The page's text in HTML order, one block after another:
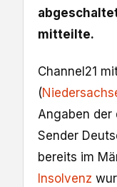
mitteilte.
Channel21
(
Angaben der
Sender
bereits im
Insolvenz